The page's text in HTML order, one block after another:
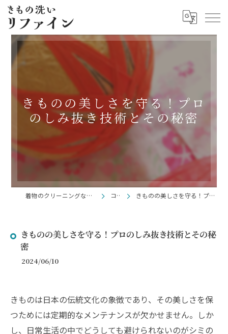
きものの美しさを守る！プロ
のしみ抜き技術とその秘密
着物のクリーニングならきもの洗い リファイン コラム きものの美しさを守る！プロのしみ抜き技術とその秘密
きものの美しさを守る！プロのしみ抜き技術とその秘
密
2024/06/10
きものは日本の伝統文化の象徴であり、その美しさを保
つためには定期的なメンテナンスが欠かせません。しか
し、日常生活の中でどうしても避けられないのがシミの